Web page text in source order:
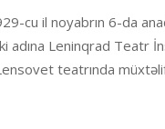
cu il noyabrın 6-da
adına Leninqrad Teatr
teatrında